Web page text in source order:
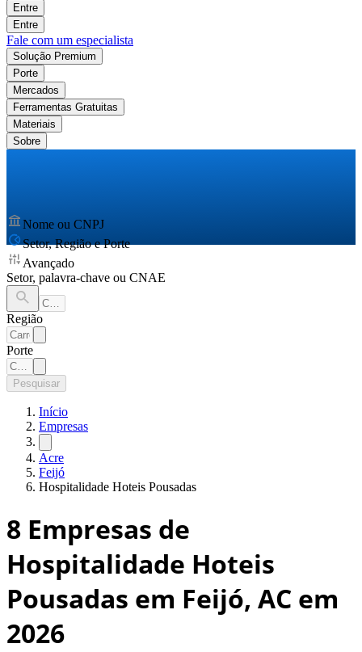
Entre
Entre
Fale com um especialista
Solução Premium
Porte
Mercados
Ferramentas Gratuitas
Materiais
Sobre
Nome ou CNPJ
Setor, Região e Porte
Avançado
Setor, palavra-chave ou CNAE
Região
Porte
Pesquisar
Início
Empresas
Acre
Feijó
Hospitalidade Hoteis Pousadas
8 Empresas de
Hospitalidade Hoteis
Pousadas em Feijó, AC em
2026